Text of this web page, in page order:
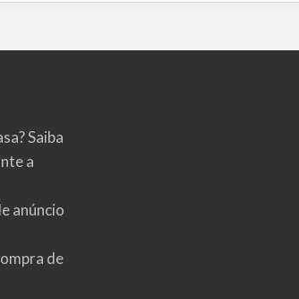
Saiba
a
anúncio
de